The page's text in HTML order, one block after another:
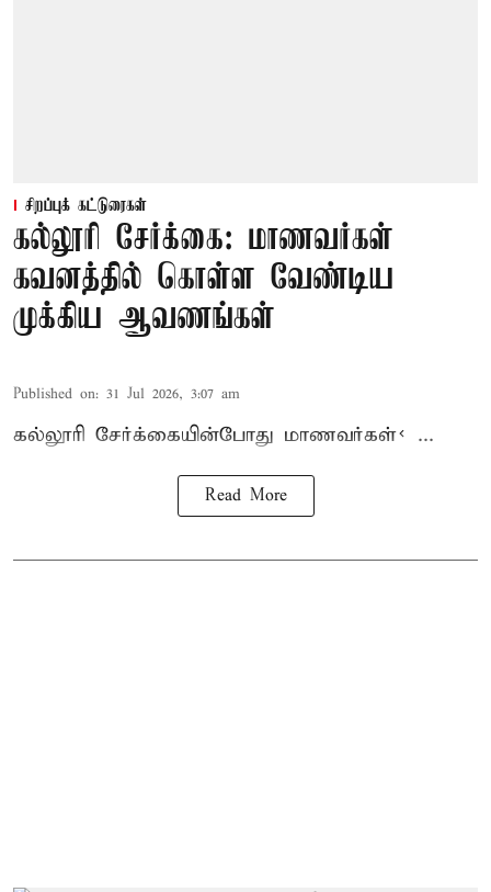
சிறப்புக் கட்டுரைகள்
கல்லூரி சேர்க்கை: மாணவர்கள்
கவனத்தில் கொள்ள வேண்டிய
முக்கிய ஆவணங்கள்
Published on: 31 Jul 2026, 3:07 am
கல்லூரி சேர்க்கையின்போது மாணவர்கள்< ...
Read More